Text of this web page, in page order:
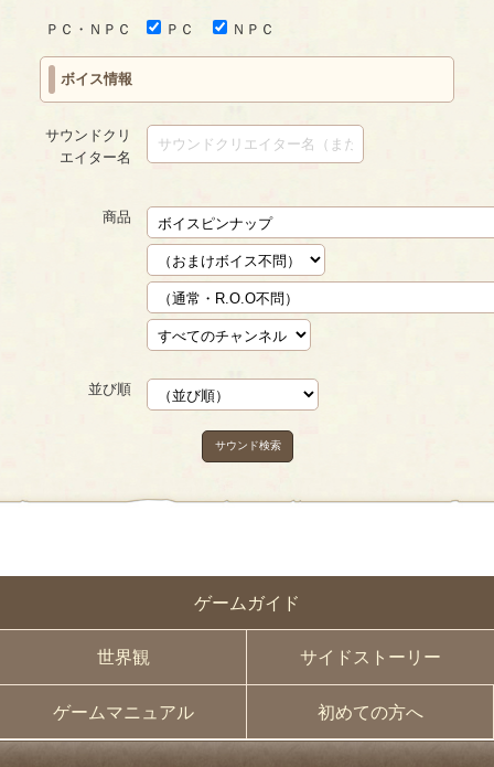
ゲームガイド
世界観 サイドストーリー
ゲームマニュアル 初めての方へ
ＰＣ・ＮＰＣ ＰＣ ＮＰＣ
ボイス情報
サウンドクリ
エイター名
商品
並び順
サウンド検索